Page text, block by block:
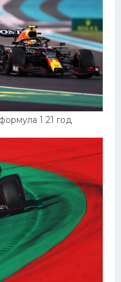
1 21 год